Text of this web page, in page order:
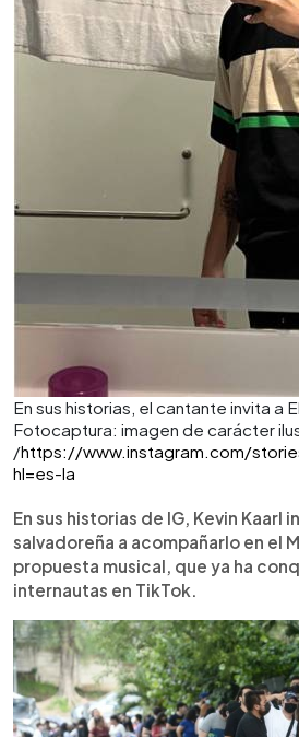
En sus historias, el cantante invita a
Fotocaptura: imagen de carácter
/https://www.instagram.com/
hl=es-la
En sus historias de IG, Kevin Kaarl
salvadoreña a acompañarlo en el
propuesta musical, que ya ha
internautas en TikTok.